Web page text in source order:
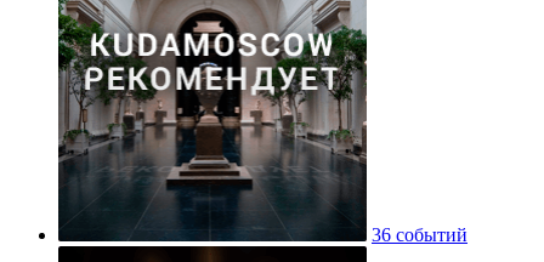
36 событий